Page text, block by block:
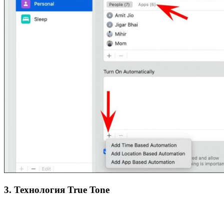
3. Технология True Tone